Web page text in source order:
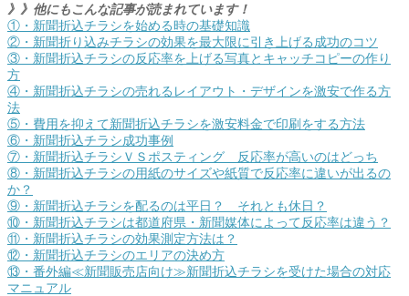
》》他にもこんな記事が読まれています！
①・新聞折込チラシを始める時の基礎知識
②・新聞折り込みチラシの効果を最大限に引き上げる成功のコツ
③・新聞折込チラシの反応率を上げる写真とキャッチコピーの作り
方
④・新聞折込チラシの売れるレイアウト・デザインを激安で作る方
法
⑤・費用を抑えて新聞折込チラシを激安料金で印刷をする方法
⑥・新聞折込チラシ成功事例
⑦・新聞折込チラシＶＳポスティング 反応率が高いのはどっち
⑧・新聞折込チラシの用紙のサイズや紙質で反応率に違いが出るの
か？
⑨・新聞折込チラシを配るのは平日？ それとも休日？
⑩・新聞折込チラシは都道府県・新聞媒体によって反応率は違う？
⑪・新聞折込チラシの効果測定方法は？
⑫・新聞折込チラシのエリアの決め方
⑬・番外編≪新聞販売店向け≫新聞折込チラシを受けた場合の対応
マニュアル